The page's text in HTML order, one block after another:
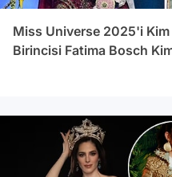
Miss Universe 2025'i
Birincisi Fatima Bosch